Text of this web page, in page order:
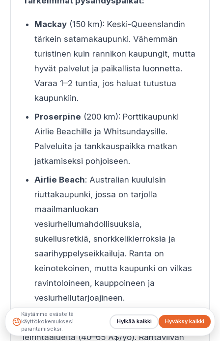
Mackay(150 km): Keski-Queenslandin
tärkein satamakaupunki. Vähemmän
turistinen kuin rannikon kaupungit, mutta
hyvät palvelut ja paikallista luonnetta.
Varaa 1–2 tuntia, jos haluat tutustua
kaupunkiin.
Proserpine (200 km): Porttikaupunki
Airlie Beachille ja Whitsundaysille.
Palveluita ja tankkauspaikka matkan
jatkamiseksi pohjoiseen.
Airlie Beach: Australian kuuluisin
riuttakaupunki, jossa on tarjolla
maailmanluokan
vesiurheilumahdollisuuksia,
sukellusretkiä, snorkkelikierroksia ja
saarihyppelyseikkailuja. Ranta on
keinotekoinen, mutta kaupunki on vilkas
ravintoloineen, kauppoineen ja
vesiurheilutarjoajineen.
Leirintä:Airlie Beachillä on lukuisia
leirintäalueita (40–65 A$/yö). Rantaviivan
Käytämme evästeitä
käyttökokemuksesi
parantamiseksi.
Hyväksy kaikki
Hylkää kaikki